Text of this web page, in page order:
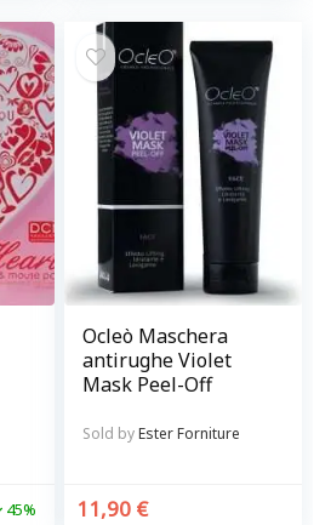
45%
Ocleò Maschera
antirughe Violet
Mask Peel-Off
Sold byEster Forniture
11,90 €